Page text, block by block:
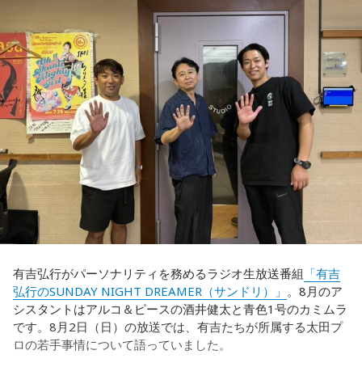
◆世界で戦うために必要な“個”の力
藤木：今回、日本代表はケガ人が続出しましたが、それでも
あの戦いができたというのは、選手層も相当厚くなったとい
うことでしょうか？
福田：そうですね。選手層は厚くなっているし、森保監督の
「誰が出ても同じような戦いができる準備をしてきた」とい
う言葉がその通りであることを、グループステージで証明で
きていたと思います。でも、そこから上に行くためには、や
っぱり“個の力”が必要だったかなと感じています。
世界で見ても、日本だけでなく主力の選手がケガする国は
なんです。そういう意味では、確かに選手層は厚くなったけ
れども、さらに“個”の力を高めながら、選手層をもっと厚くし
なきゃいけない。ベスト16・ベスト8に進む国と比べたとき
に、そこまでの選手層だったのかというと、まだまだ厚くし
ていかないとダメなのではないか、ということなんだと思い
これに対して、カミムラは「ぐりんぴーすさんが言っている
のは、1～2年目の芸人の子たちだと思うんですけど……たぶ
ん、その子たちは本当に挨拶していないと思います」と苦笑
い。有吉が「なんでなの？」と尋ねると、カミムラは「こん
なことを言うのもあれですけど、（ぐりんぴーすさんが）ど
ういう先輩か分かっていないんだと思います」と正直に語り
ます。
それを受け、有吉は「でもさ、この世界に入ったら俺だって
（若手の頃は）誰か分からない人にも一応挨拶するじゃな
い？ 何があるか分からないからさ」と持論を語ります。その
意見にカミムラも納得しつつも、「ちゃんと挨拶をしない人
間は時代的に増えていますね」とリアルな実情を明かしま
また、有吉は「吉本（興業）は縦がちゃんとしているじゃ
ん。それは養成所でもそういう教えがあるんだろうし、先輩
からも受け継がれるからだと思うんだよね」と他事務所と比
較しつつ、「太田プロはゆるいから……酒井のせいで（笑）」
有吉弘行がパーソナリティを務めるラジオ生放送番組 「有吉
弘行のSUNDAY NIGHT DREAMER（サンドリ）」 。8月のア
シスタントはアルコ＆ピースの酒井健太と青色1号のカミムラ
です。8月2日（日）の放送では、有吉たちが所属する太田プ
ロの若手事情について語っていました。